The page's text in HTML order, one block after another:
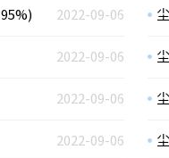
2022-09-06
2022-09-06
2022-09-06
2022-09-06